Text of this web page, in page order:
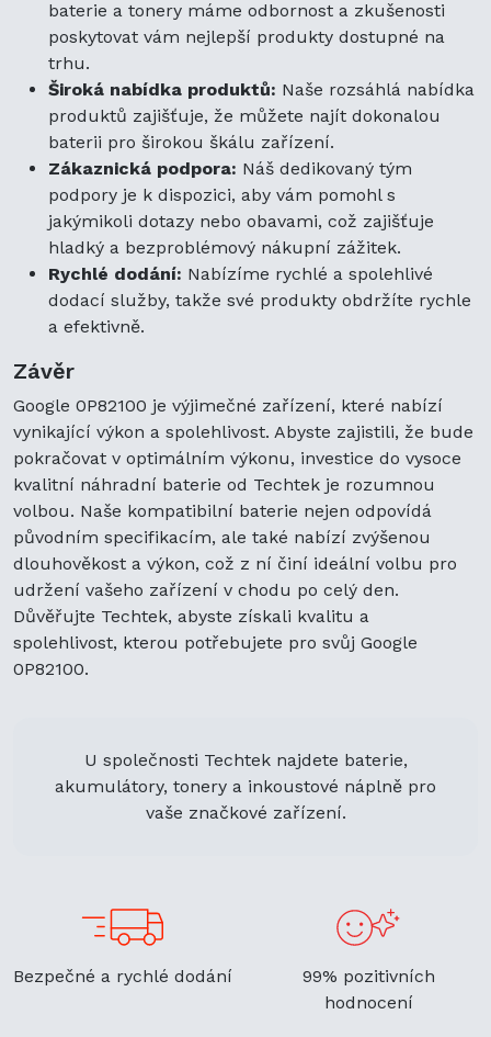
baterie a tonery máme odbornost a zkušenosti
poskytovat vám nejlepší produkty dostupné na
trhu.
Široká nabídka produktů: Naše rozsáhlá nabídka
produktů zajišťuje, že můžete najít dokonalou
baterii pro širokou škálu zařízení.
Zákaznická podpora: Náš dedikovaný tým
podpory je k dispozici, aby vám pomohl s
jakýmikoli dotazy nebo obavami, což zajišťuje
hladký a bezproblémový nákupní zážitek.
Rychlé dodání: Nabízíme rychlé a spolehlivé
dodací služby, takže své produkty obdržíte rychle
a efektivně.
Závěr
Google 0P82100 je výjimečné zařízení, které nabízí
vynikající výkon a spolehlivost. Abyste zajistili, že bude
pokračovat v optimálním výkonu, investice do vysoce
kvalitní náhradní baterie od Techtek je rozumnou
volbou. Naše kompatibilní baterie nejen odpovídá
původním specifikacím, ale také nabízí zvýšenou
dlouhověkost a výkon, což z ní činí ideální volbu pro
udržení vašeho zařízení v chodu po celý den.
Důvěřujte Techtek, abyste získali kvalitu a
spolehlivost, kterou potřebujete pro svůj Google
0P82100.
U společnosti Techtek najdete baterie,
akumulátory, tonery a inkoustové náplně pro
vaše značkové zařízení.
Bezpečné a rychlé dodání
99% pozitivních
hodnocení